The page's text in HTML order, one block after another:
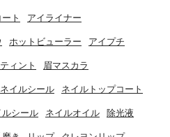
ト アイライナー
ホットビューラー アイプチ
ィント 眉マスカラ
ネイルシール ネイルトップコート
ルシール ネイルオイル 除光液